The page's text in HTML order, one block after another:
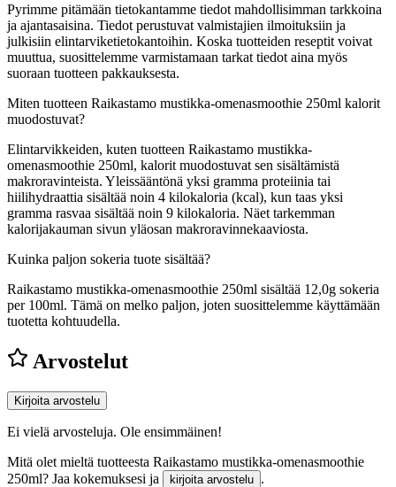
Pyrimme pitämään tietokantamme tiedot mahdollisimman tarkkoina
ja ajantasaisina. Tiedot perustuvat valmistajien ilmoituksiin ja
julkisiin elintarviketietokantoihin. Koska tuotteiden reseptit voivat
muuttua, suosittelemme varmistamaan tarkat tiedot aina myös
suoraan tuotteen pakkauksesta.
Miten tuotteen Raikastamo mustikka-omenasmoothie 250ml kalorit
muodostuvat?
Elintarvikkeiden, kuten tuotteen Raikastamo mustikka-
omenasmoothie 250ml, kalorit muodostuvat sen sisältämistä
makroravinteista. Yleissääntönä yksi gramma proteiinia tai
hiilihydraattia sisältää noin 4 kilokaloria (kcal), kun taas yksi
gramma rasvaa sisältää noin 9 kilokaloria. Näet tarkemman
kalorijakauman sivun yläosan makroravinnekaaviosta.
Kuinka paljon sokeria tuote sisältää?
Raikastamo mustikka-omenasmoothie 250ml sisältää 12,0g sokeria
per 100ml. Tämä on melko paljon, joten suosittelemme käyttämään
tuotetta kohtuudella.
Arvostelut
Kirjoita arvostelu
Ei vielä arvosteluja. Ole ensimmäinen!
Mitä olet mieltä tuotteesta Raikastamo mustikka-omenasmoothie
250ml? Jaa kokemuksesi ja
kirjoita arvostelu .